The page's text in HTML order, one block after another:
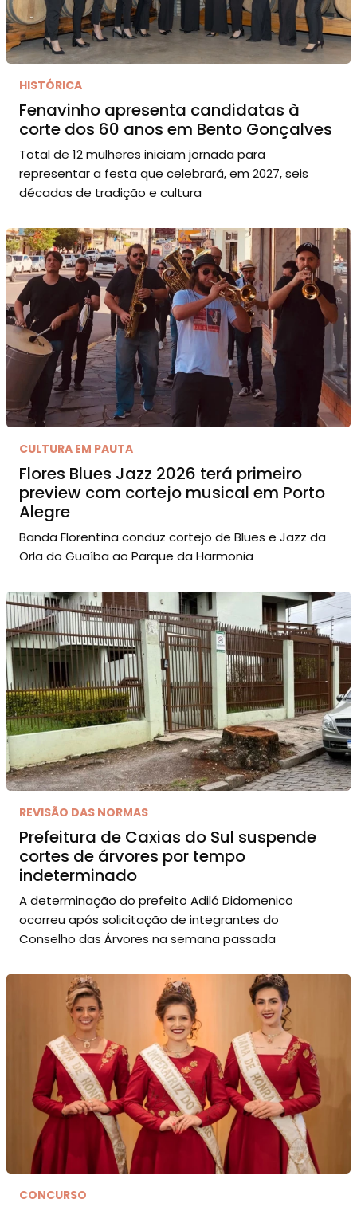
HISTÓRICA
Fenavinho apresenta candidatas à
corte dos 60 anos em Bento Gonçalves
Total de 12 mulheres iniciam jornada para
representar a festa que celebrará, em 2027, seis
décadas de tradição e cultura
CULTURA EM PAUTA
Flores Blues Jazz 2026 terá primeiro
preview com cortejo musical em Porto
Alegre
Banda Florentina conduz cortejo de Blues e Jazz da
Orla do Guaíba ao Parque da Harmonia
REVISÃO DAS NORMAS
Prefeitura de Caxias do Sul suspende
cortes de árvores por tempo
indeterminado
A determinação do prefeito Adiló Didomenico
ocorreu após solicitação de integrantes do
Conselho das Árvores na semana passada
CONCURSO